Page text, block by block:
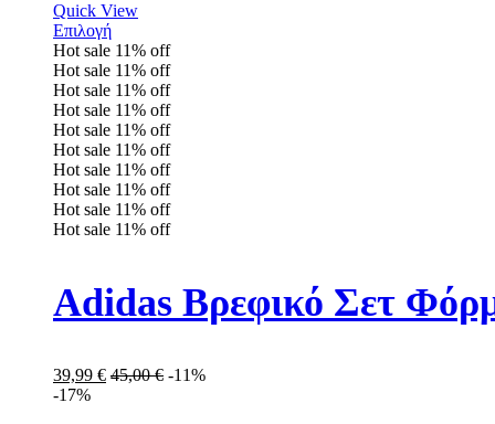
Quick View
Επιλογή
Hot sale 11% off
Hot sale 11% off
Hot sale 11% off
Hot sale 11% off
Hot sale 11% off
Hot sale 11% off
Hot sale 11% off
Hot sale 11% off
Hot sale 11% off
Hot sale 11% off
Adidas Βρεφικό Σετ
39,99 € 45,00€ -11%
-17%